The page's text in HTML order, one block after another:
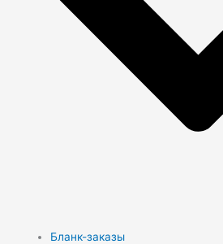
Бланк-заказы